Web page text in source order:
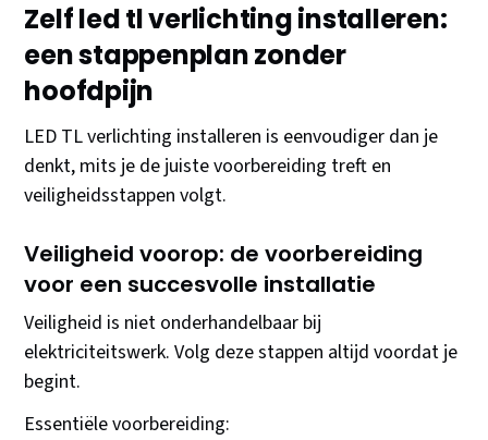
Zelf led tl verlichting installeren:
een stappenplan zonder
hoofdpijn
LED TL verlichting installeren is eenvoudiger dan je
denkt, mits je de juiste voorbereiding treft en
veiligheidsstappen volgt.
Veiligheid voorop: de voorbereiding
voor een succesvolle installatie
Veiligheid is niet onderhandelbaar bij
elektriciteitswerk. Volg deze stappen altijd voordat je
begint.
Essentiële voorbereiding: